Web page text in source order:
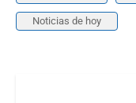
Noticias de hoy